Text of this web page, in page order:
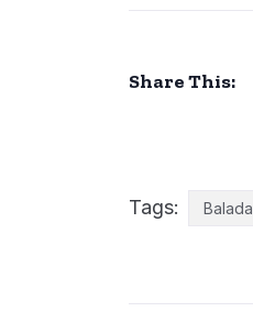
Share This:
Tags: Balada